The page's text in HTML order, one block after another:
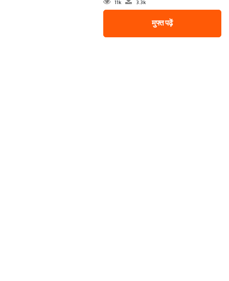
11k 3.3k
मुफ्त पढ़ें